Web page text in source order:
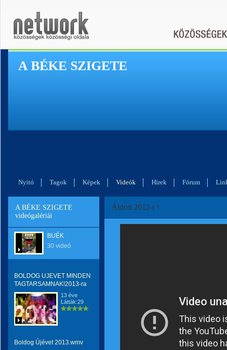
A BÉKE SZIGETE
Nyitó Tagok Képek Videók Hírek Fórum
A BÉKE SZIGETE
videógalériái
BUÉK
30 videó
BOLDOG UJEVET MINDEN
TAGTARSAMNAK!2013-ra
13 éve
Látták:29
Boldog Újévet 2013.wmv
Áldott 2012-t !